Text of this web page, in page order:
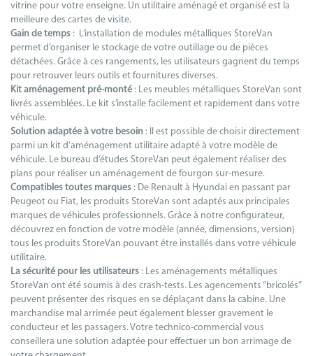
vitrine pour votre enseigne. Un utilitaire aménagé et organisé est la
meilleure des cartes de visite.
Gain de temps : L’installation de modules métalliques StoreVan
permet d’organiser le stockage de votre outillage ou de pièces
détachées. Grâce à ces rangements, les utilisateurs gagnent du temps
pour retrouver leurs outils et fournitures diverses.
Kit aménagement pré-monté : Les meubles métalliques StoreVan sont
livrés assemblées. Le kit s’installe facilement et rapidement dans votre
véhicule.
Solution adaptée à votre besoin : Il est possible de choisir directement
parmi un kit d’aménagement utilitaire adapté à votre modèle de
véhicule. Le bureau d’études StoreVan peut également réaliser des
plans pour réaliser un aménagement de fourgon sur-mesure.
Compatibles toutes marques : De Renault à Hyundai en passant par
Peugeot ou Fiat, les produits StoreVan sont adaptés aux principales
marques de véhicules professionnels. Grâce à notre configurateur,
découvrez en fonction de votre modèle (année, dimensions, version)
tous les produits StoreVan pouvant être installés dans votre véhicule
utilitaire.
La sécurité pour les utilisateurs : Les aménagements métalliques
StoreVan ont été soumis à des crash-tests. Les agencements “bricolés”
peuvent présenter des risques en se déplaçant dans la cabine. Une
marchandise mal arrimée peut également blesser gravement le
conducteur et les passagers. Votre technico-commercial vous
conseillera une solution adaptée pour effectuer un bon arrimage de